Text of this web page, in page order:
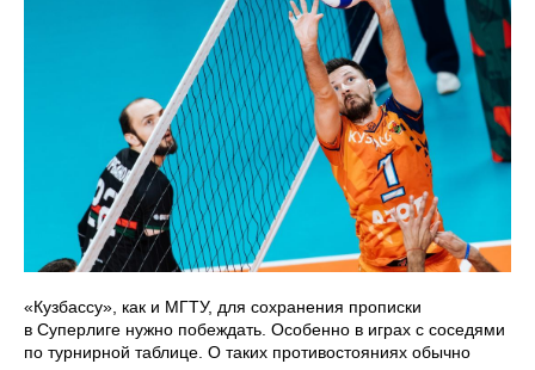
«Кузбассу», как и МГТУ, для сохранения прописки
в Суперлиге нужно побеждать. Особенно в играх с соседями
по турнирной таблице. О таких противостояниях обычно